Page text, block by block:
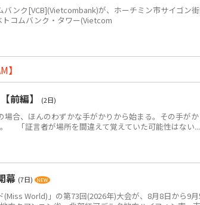
ンク[VCB](Vietcombank)が、ホーチミン市サイゴン
コムバンク・タワー(Vietcom
】
前編】
(2日)
合、ほんのわずかな手がかりから始まる。その手が
「証言者が場所を間違えて覚えていた可能性はない...
幕 (7日)
World)」の第73回(2026年)大会が、8月8日から9